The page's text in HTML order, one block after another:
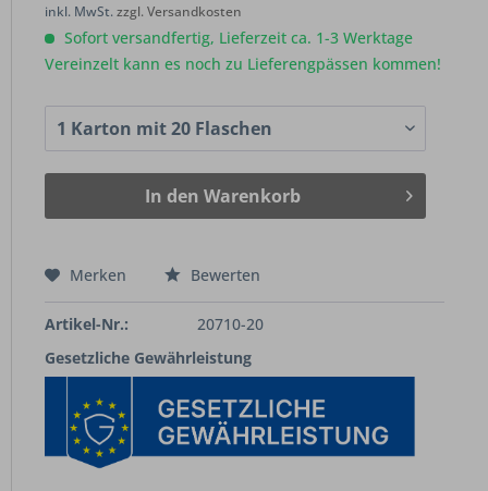
inkl. MwSt.zzgl. Versandkosten
Sofort versandfertig, Lieferzeit ca. 1-3 Werktage
Vereinzelt kann es noch zu Lieferengpässen kommen!
In den Warenkorb
Merken Bewerten
Artikel-Nr.:
20710-20
Gesetzliche Gewährleistung